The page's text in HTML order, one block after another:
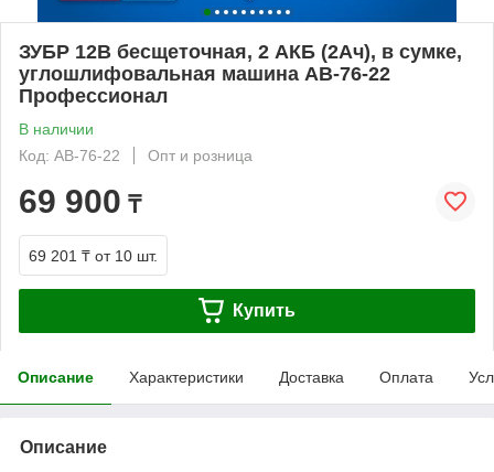
ЗУБР 12В бесщеточная, 2 АКБ (2Ач), в сумке,
углошлифовальная машина AB-76-22
Профессионал
В наличии
Код: AB-76-22
Опт и розница
69 900 ₸
69 201 ₸ от 10 шт.
Купить
Описание Характеристики Доставка Оплата
Описание